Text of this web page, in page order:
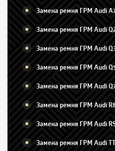
Замена ремня ГРМ Audi
Замена ремня ГРМ Audi
Замена ремня ГРМ Audi
Замена ремня ГРМ Audi
Замена ремня ГРМ Audi
Замена ремня ГРМ Audi
Замена ремня ГРМ Audi
Замена ремня ГРМ Audi TT